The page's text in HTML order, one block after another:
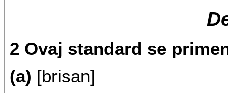
2 Ovaj standard se
(a) [brisan]